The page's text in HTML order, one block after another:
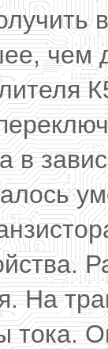
чем
в
На
тока.